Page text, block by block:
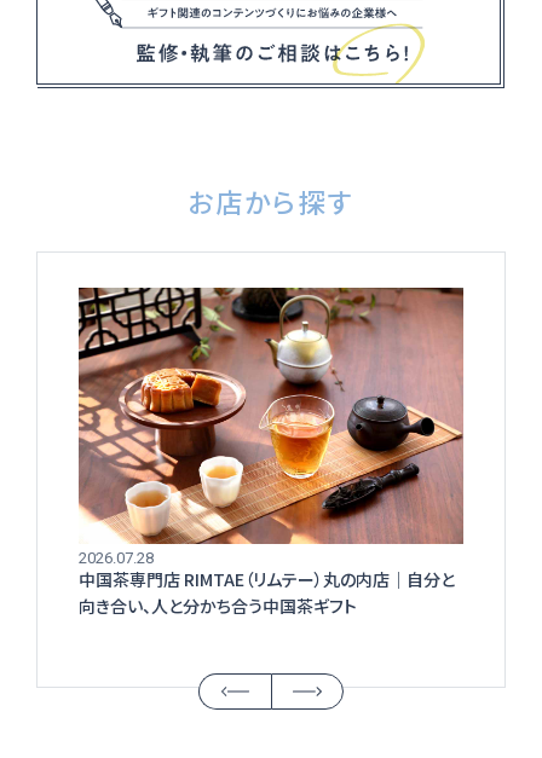
お店から探す
2026.07.28
中国茶専門店 RIMTAE（リムテー）丸の内店│自分と
向き合い、人と分かち合う中国茶ギフト